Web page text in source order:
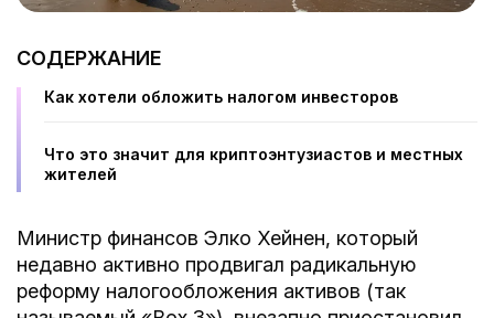
СОДЕРЖАНИЕ
Как хотели обложить налогом инвесторов
Что это значит для криптоэнтузиастов и местных
жителей
Министр финансов Элко Хейнен, который
недавно активно продвигал радикальную
реформу налогообложения активов (так